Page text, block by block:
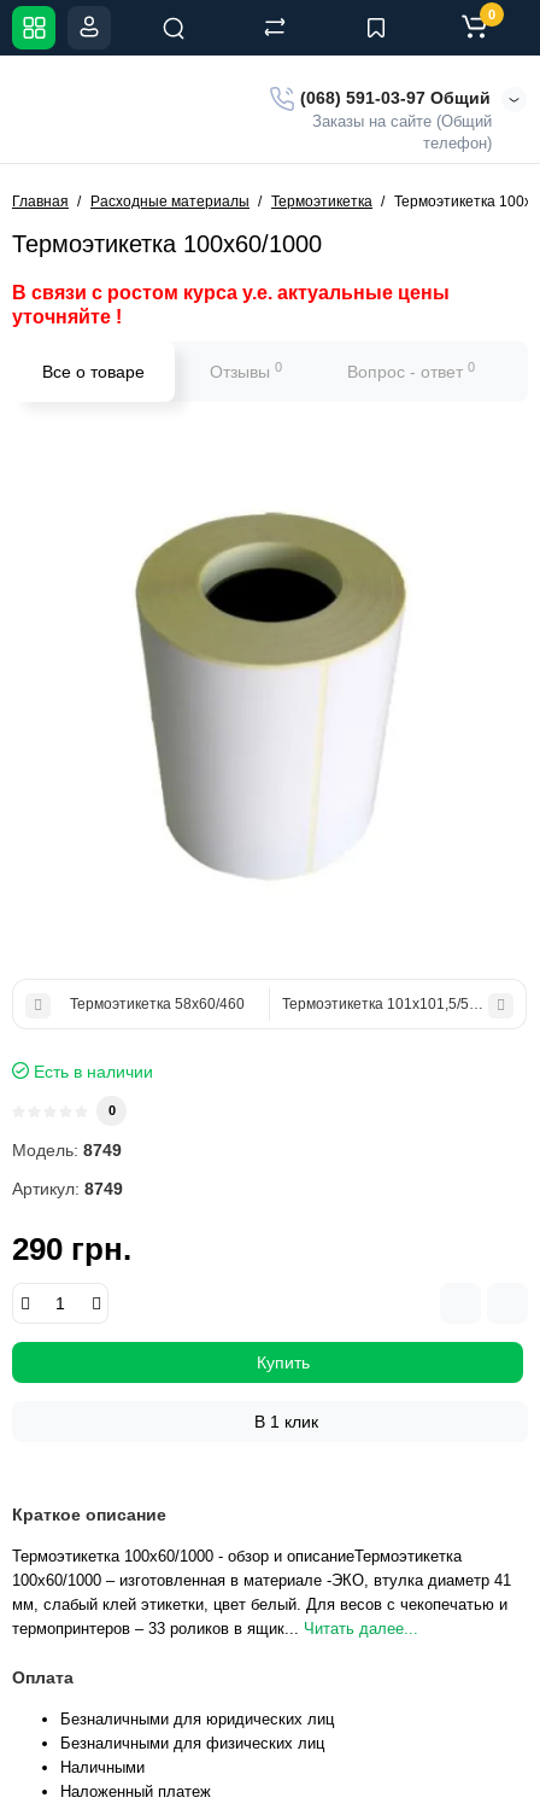
(068) 591-03-97 Общий
Заказы на сайте (Общий
телефон)
0
Главная Расходные материалы Термоэтикетка Термоэтикетка
Термоэтикетка 100х60/1000
В связи с ростом курса у.е. актуальные цены
уточняйте !
Все о товаре Отзывы 0 Вопрос - ответ 0
Термоэтикетка 58х60/460 Термоэтикетка 101х101,5/500
Есть в наличии
0
Модель: 8749
Артикул: 8749
290 грн.
Купить
В 1 клик
Краткое описание
Термоэтикетка 100х60/1000 - обзор и описаниеТермоэтикетка
100х60/1000 – изготовленная в материале -ЭКО, втулка диаметр 41
мм, слабый клей этикетки, цвет белый. Для весов с чекопечатью и
термопринтеров – 33 роликов в ящик... Читать далее...
Оплата
Безналичными для юридических лиц
Безналичными для физических лиц
Наличными
Наложенный платеж